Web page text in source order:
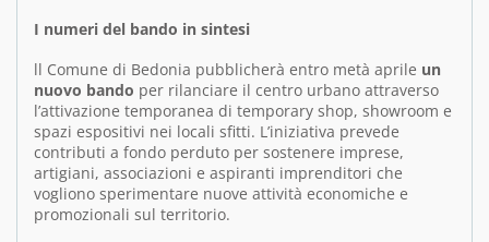
I numeri del bando in sintesi
ll Comune di Bedonia pubblicherà entro metà aprile un
nuovo bando per rilanciare il centro urbano attraverso
l’attivazione temporanea di temporary shop, showroom e
spazi espositivi nei locali sfitti. L’iniziativa prevede
contributi a fondo perduto per sostenere imprese,
artigiani, associazioni e aspiranti imprenditori che
vogliono sperimentare nuove attività economiche e
promozionali sul territorio.